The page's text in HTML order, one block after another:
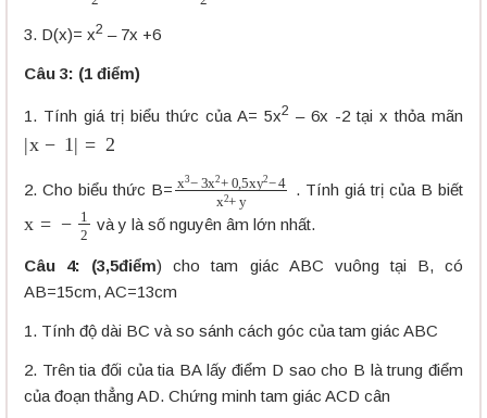
3. D(x)= x2 – 7x +6
Câu 3: (1 điểm)
1. Tính giá trị biểu thức của A= 5x2 – 6x -2 tại x thỏa mãn
| |=
2. Cho biểu thức B= x3−3x2+0,5xy −4 x +y
. Tính giá trị của B biết
và y là số nguyên âm lớn nhất.
Câu 4: (3,5điểm) cho tam giác ABC vuông tại B, có
AB=15cm, AC=13cm
1. Tính độ dài BC và so sánh cách góc của tam giác ABC
2. Trên tia đối của tia BA lấy điểm D sao cho B là trung điểm
của đoạn thẳng AD. Chứng minh tam giác ACD cân